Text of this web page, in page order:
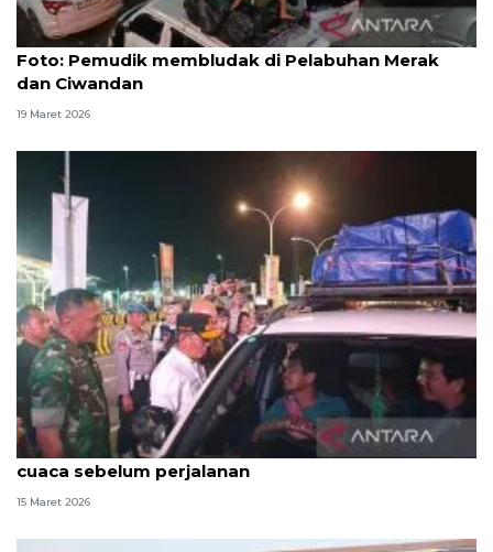
Foto
Foto: Pemudik membludak di Pelabuhan Merak
dan Ciwandan
19 Maret 2026
Gubernur Banten imbau pemudik cek perkiraan
cuaca sebelum perjalanan
15 Maret 2026